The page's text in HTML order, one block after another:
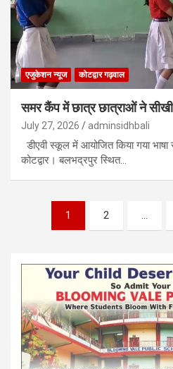
एजुकेशन न्‍यूज कोटद्वार गढ़वाल
समर कैंप में छात्र छात्राओं ने सीखी
July 27, 2026 adminsidhbali
डीएवी स्कूल में आयोजित किया गया
कोटद्वार। बलभद्रपुर स्थित…
pagination
1 2 …